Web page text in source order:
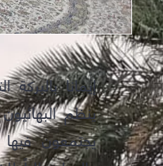
إيمانا بالبركة
ينظم
يجتمعون فيها